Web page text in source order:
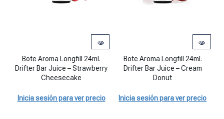
Bote Aroma Longfill 24ml. Drifter Bar Juice - Strawberry
Bote Aroma Longfill 24ml.
Drifter Bar Juice – Strawberry
Cheesecake
Inicia sesión para ver precio
Bote Aroma Longfill 24ml. Drifter
Bote Aroma Longfill 24ml.
Drifter Bar Juice – Cream
Donut
Inicia sesión para ver precio